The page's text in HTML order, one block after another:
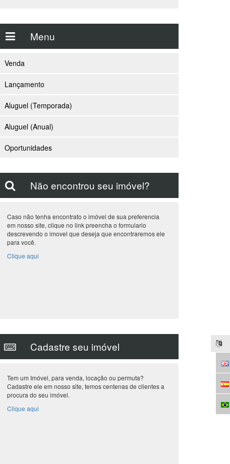
Menu
Venda
Lançamento
Aluguel (Temporada)
Aluguel (Anual)
Oportunidades
Não encontrou seu imóvel?
Caso não tenha encontrato o imóvel de sua preferencia
em nosso site, clique no link preencha o formulario
descrevendo o imovel que deseja que encontraremos ele
para você.
Clique aqui
Cadastre seu imóvel
Tem um Imóvel, para venda, locação ou permuta?
Cadastre ele em nosso site, temos centenas de clientes a
procura do seu imóvel.
Clique aqui